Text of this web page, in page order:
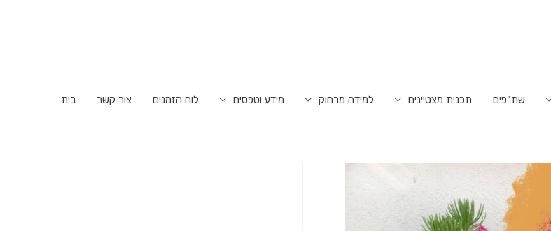
שת"פים תכנית מצטיינים למידה מרחוק מידע וטפסים לוח הזמנים צור קשר בית